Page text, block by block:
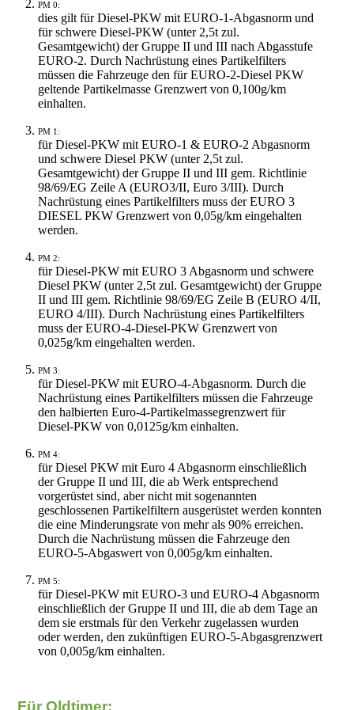
PM 0:
dies gilt für Diesel-PKW mit EURO-1-Abgasnorm und
für schwere Diesel-PKW (unter 2,5t zul.
Gesamtgewicht) der Gruppe II und III nach Abgasstufe
EURO-2. Durch Nachrüstung eines Partikelfilters
müssen die Fahrzeuge den für EURO-2-Diesel PKW
geltende Partikelmasse Grenzwert von 0,100g/km
einhalten.
PM 1:
für Diesel-PKW mit EURO-1 & EURO-2 Abgasnorm
und schwere Diesel PKW (unter 2,5t zul.
Gesamtgewicht) der Gruppe II und III gem. Richtlinie
98/69/EG Zeile A (EURO3/II, Euro 3/III). Durch
Nachrüstung eines Partikelfilters muss der EURO 3
DIESEL PKW Grenzwert von 0,05g/km eingehalten
werden.
PM 2:
für Diesel-PKW mit EURO 3 Abgasnorm und schwere
Diesel PKW (unter 2,5t zul. Gesamtgewicht) der Gruppe
II und III gem. Richtlinie 98/69/EG Zeile B (EURO 4/II,
EURO 4/III). Durch Nachrüstung eines Partikelfilters
muss der EURO-4-Diesel-PKW Grenzwert von
0,025g/km eingehalten werden.
PM 3:
für Diesel-PKW mit EURO-4-Abgasnorm. Durch die
Nachrüstung eines Partikelfilters müssen die Fahrzeuge
den halbierten Euro-4-Partikelmassegrenzwert für
Diesel-PKW von 0,0125g/km einhalten.
PM 4:
für Diesel PKW mit Euro 4 Abgasnorm einschließlich
der Gruppe II und III, die ab Werk entsprechend
vorgerüstet sind, aber nicht mit sogenannten
geschlossenen Partikelfiltern ausgerüstet werden konnten
die eine Minderungsrate von mehr als 90% erreichen.
Durch die Nachrüstung müssen die Fahrzeuge den
EURO-5-Abgaswert von 0,005g/km einhalten.
PM 5:
für Diesel-PKW mit EURO-3 und EURO-4 Abgasnorm
einschließlich der Gruppe II und III, die ab dem Tage an
dem sie erstmals für den Verkehr zugelassen wurden
oder werden, den zukünftigen EURO-5-Abgasgrenzwert
von 0,005g/km einhalten.
Für Oldtimer: